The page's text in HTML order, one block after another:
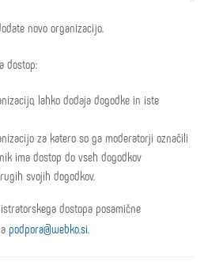
novo organizacijo.
dostop:
lahko dodaja dogodke in iste
za katero so ga moderatorji označili
ima dostop do vseh dogodkov
svojih dogodkov.
dostopa posamične
podpora@webko.si